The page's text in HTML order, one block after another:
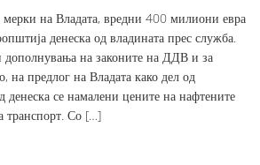
на Владата, вредни 400 милиони евра
денеска од владината прес служба.
на законите на ДДВ и за
на предлог на Владата како дел од
денеска се намалени цените на нафтените
транспорт. Со […]